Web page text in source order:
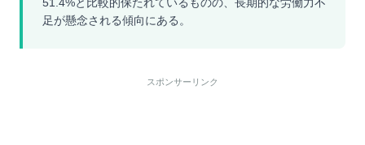
足が懸念される傾向にある。
スポンサーリンク